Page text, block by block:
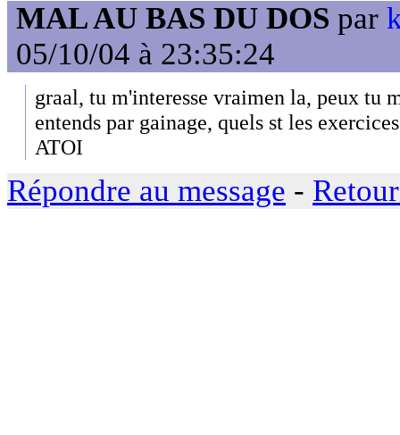
MAL AU BAS DU DOS par
05/10/04 à 23:35:24
graal, tu m'interesse vraimen la, peux tu
entends par gainage, quels st les
ATOI
Répondre au message -